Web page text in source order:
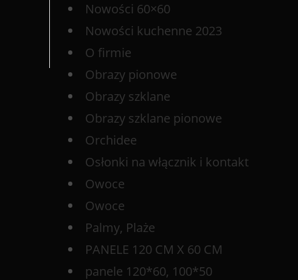
Nowości 60×60
Nowości kuchenne 2023
O firmie
Obrazy pionowe
Obrazy szklane
Obrazy szklane pionowe
Orchidee
Osłonki na włącznik i kontakt
Owoce
Owoce
Palmy, Plaże
PANELE 120 CM X 60 CM
panele 120*60, 100*50